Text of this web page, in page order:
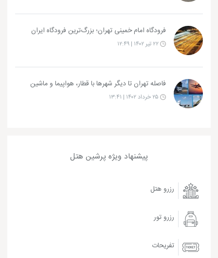
فرودگاه امام خمینی تهران؛ بزرگ‌ترین فرودگاه ایران
فاصله تهران تا دیگر شهرها با قطار، هواپیما و ماشین
پیشنهاد ویژه پرشین هتل
رزرو هتل
رزرو تور
تفریحات